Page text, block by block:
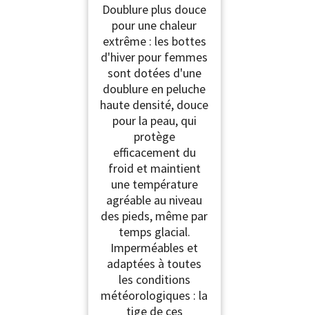
Hiver,Noir A,38EU
Doublure plus douce
pour une chaleur
extrême : les bottes
d'hiver pour femmes
sont dotées d'une
doublure en peluche
haute densité, douce
pour la peau, qui
protège
efficacement du
froid et maintient
une température
agréable au niveau
des pieds, même par
temps glacial.
Imperméables et
adaptées à toutes
les conditions
météorologiques : la
tige de ces